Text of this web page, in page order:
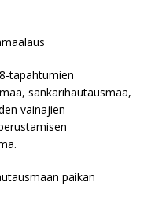
tapahtumien
sankarihautausmaa,
vainajien
paikan